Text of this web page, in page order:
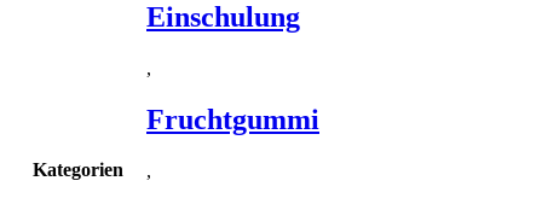
Kategorien
Einschulung
,
Fruchtgummi
,